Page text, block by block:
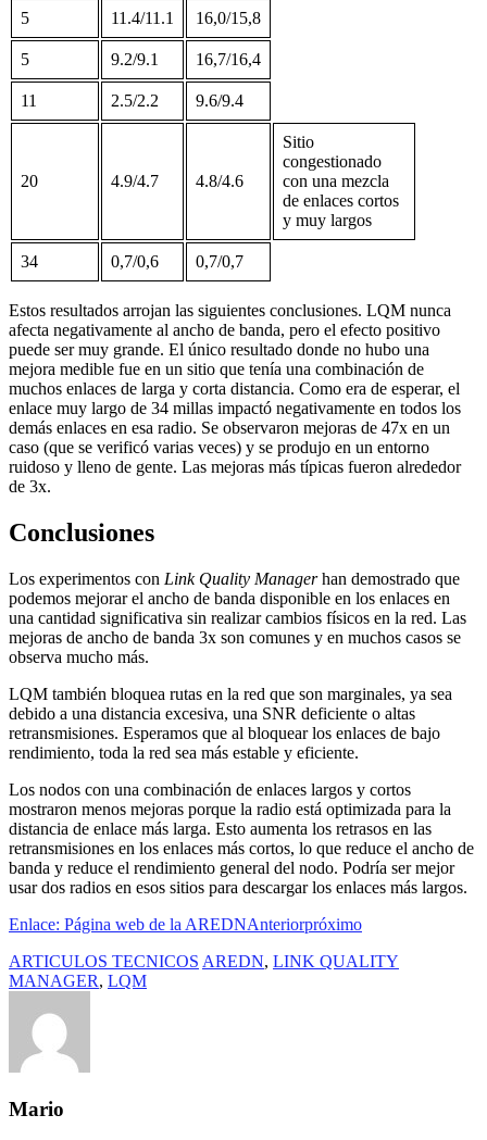
5 11.4/11.1 16,0/15,8
5 9.2/9.1 16,7/16,4
11 2.5/2.2 9.6/9.4
20 4.9/4.7 4.8/4.6
Sitio
congestionado
con una mezcla
de enlaces cortos
y muy largos
34 0,7/0,6 0,7/0,7
Estos resultados arrojan las siguientes conclusiones. LQM nunca
afecta negativamente al ancho de banda, pero el efecto positivo
puede ser muy grande. El único resultado donde no hubo una
mejora medible fue en un sitio que tenía una combinación de
muchos enlaces de larga y corta distancia. Como era de esperar, el
enlace muy largo de 34 millas impactó negativamente en todos los
demás enlaces en esa radio. Se observaron mejoras de 47x en un
caso (que se verificó varias veces) y se produjo en un entorno
ruidoso y lleno de gente. Las mejoras más típicas fueron alrededor
de 3x.
Conclusiones
Los experimentos con Link Quality Managerhan demostrado que
podemos mejorar el ancho de banda disponible en los enlaces en
una cantidad significativa sin realizar cambios físicos en la red. Las
mejoras de ancho de banda 3x son comunes y en muchos casos se
observa mucho más.
LQM también bloquea rutas en la red que son marginales, ya sea
debido a una distancia excesiva, una SNR deficiente o altas
retransmisiones. Esperamos que al bloquear los enlaces de bajo
rendimiento, toda la red sea más estable y eficiente.
Los nodos con una combinación de enlaces largos y cortos
mostraron menos mejoras porque la radio está optimizada para la
distancia de enlace más larga. Esto aumenta los retrasos en las
retransmisiones en los enlaces más cortos, lo que reduce el ancho de
banda y reduce el rendimiento general del nodo. Podría ser mejor
usar dos radios en esos sitios para descargar los enlaces más largos.
Enlace: Página web de la AREDNAnteriorpróximo
ARTICULOS TECNICOS AREDN, LINK QUALITY
MANAGER, LQM
Mario